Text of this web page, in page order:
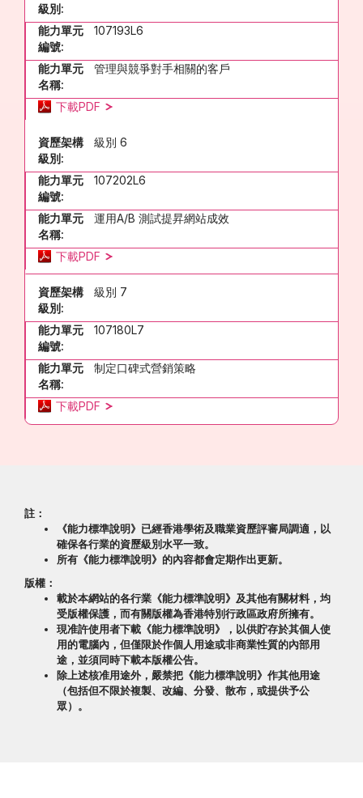
級別:
能力單元
編號:
107193L6
能力單元
名稱:
管理與競爭對手相關的客戶
下載PDF
資歷架構
級別:
級別 6
能力單元
編號:
107202L6
能力單元
名稱:
運用A/B 測試提昇網站成效
下載PDF
資歷架構
級別:
級別 7
能力單元
編號:
107180L7
能力單元
名稱:
制定口碑式營銷策略
下載PDF
註：
《能力標準說明》已經香港學術及職業資歷評審局調適，以
確保各行業的資歷級別水平一致。
所有《能力標準說明》的內容都會定期作出更新。
版權：
載於本網站的各行業《能力標準說明》及其他有關材料，均
受版權保護，而有關版權為香港特別行政區政府所擁有。
現准許使用者下載《能力標準說明》，以供貯存於其個人使
用的電腦內，但僅限於作個人用途或非商業性質的內部用
途，並須同時下載本版權公告。
除上述核准用途外，嚴禁把《能力標準說明》作其他用途
（包括但不限於複製、改編、分發、散布，或提供予公
眾）。